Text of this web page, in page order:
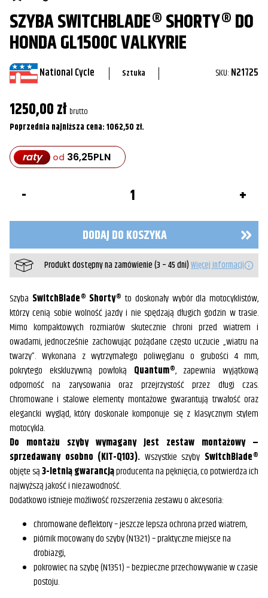
SZYBA SWITCHBLADE® SHORTY® DO
HONDA GL1500C VALKYRIE
National Cycle Sztuka SKU: N21725
1250,00zł brutto
Poprzednia najniższa cena:1062,50 zł.
raty od 36,25PLN
do
GL1500C
Valkyrie
DODAJ DO KOSZYKA
Produkt dostępny na zamówienie (3 – 45 dni)Więcej informacji
Szyba SwitchBlade® Shorty® to doskonały wybór dla motocyklistów,
którzy cenią sobie wolność jazdy i nie spędzają długich godzin w trasie.
Mimo kompaktowych rozmiarów skutecznie chroni przed wiatrem i
owadami, jednocześnie zachowując pożądane często uczucie „wiatru na
twarzy”. Wykonana z wytrzymałego poliwęglanu o grubości 4 mm,
pokrytego ekskluzywną powłoką Quantum®, zapewnia wyjątkową
odporność na zarysowania oraz przejrzystość przez długi czas.
Chromowane i stalowe elementy montażowe gwarantują trwałość oraz
elegancki wygląd, który doskonale komponuje się z klasycznym stylem
motocykla.
Do montażu szyby wymagany jest zestaw montażowy –
sprzedawany osobno (KIT-Q103). Wszystkie szyby SwitchBlade®
objęte są3-letnią gwarancjąproducenta na pęknięcia, co potwierdza ich
najwyższą jakość i niezawodność.
Dodatkowo istnieje możliwość rozszerzenia zestawu o akcesoria:
chromowane deflektory – jeszcze lepsza ochrona przed wiatrem,
piórnik mocowany do szyby (N1321) – praktyczne miejsce na
drobiazgi,
pokrowiec na szybę (N1351) – bezpieczne przechowywanie w czasie
postoju.